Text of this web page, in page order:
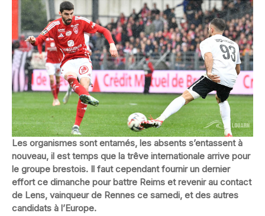
Les organismes sont entamés, les absents s’entassent à
nouveau, il est temps que la trêve internationale arrive pour
le groupe brestois. Il faut cependant fournir un dernier
effort ce dimanche pour battre Reims et revenir au contact
de Lens, vainqueur de Rennes ce samedi, et des autres
candidats à l’Europe.